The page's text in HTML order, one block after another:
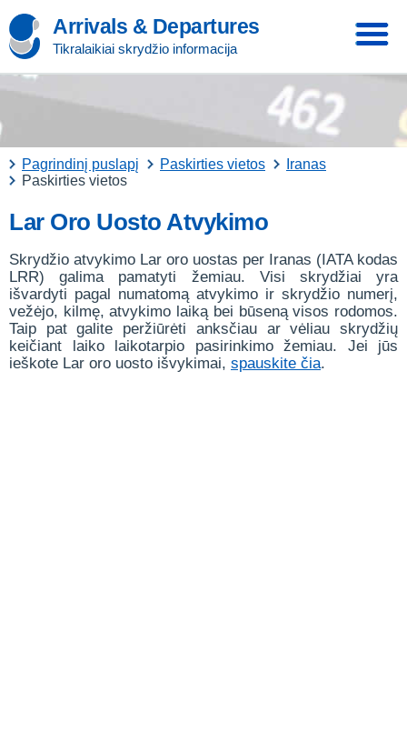
Arrivals & Departures
Tikralaikiai skrydžio informacija
Pagrindinį puslapį Paskirties vietos
Iranas
Paskirties vietos
Lar Oro Uosto Atvykimo
Skrydžio atvykimo Lar oro uostas per Iranas (IATA kodas
LRR) galima pamatyti žemiau. Visi skrydžiai yra
išvardyti pagal numatomą atvykimo ir skrydžio numerį,
vežėjo, kilmę, atvykimo laiką bei būseną visos rodomos.
Taip pat galite peržiūrėti anksčiau ar vėliau skrydžių
keičiant laiko laikotarpio pasirinkimo žemiau. Jei jūs
ieškote Lar oro uosto išvykimai, spauskite čia.